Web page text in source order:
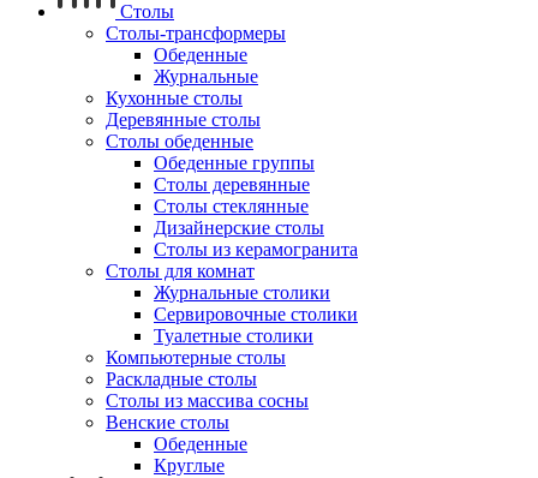
Столы
Столы-трансформеры
Обеденные
Журнальные
Кухонные столы
Деревянные столы
Столы обеденные
Обеденные группы
Столы деревянные
Столы стеклянные
Дизайнерские столы
Столы из керамогранита
Столы для комнат
Журнальные столики
Сервировочные столики
Туалетные столики
Компьютерные столы
Раскладные столы
Столы из массива сосны
Венские столы
Обеденные
Круглые